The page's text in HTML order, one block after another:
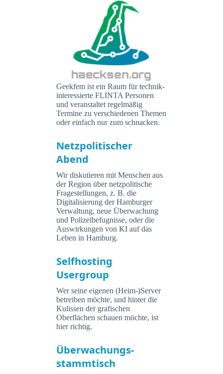
Geekfem ist ein Raum für technik-
interessierte FLINTA Personen
und veranstaltet regelmäßig
Termine zu verschiedenen Themen
oder einfach nur zum schnacken.
Netzpolitischer
Abend
Wir diskutieren mit Menschen aus
der Region über netzpolitische
Fragestellungen, z. B. die
Digitalisierung der Hamburger
Verwaltung, neue Überwachung
und Polizeibefugnisse, oder die
Auswirkungen von KI auf das
Leben in Hamburg.
Selfhosting
Usergroup
Wer seine eigenen (Heim-)Server
betreiben möchte, und hinter die
Kulissen der grafischen
Oberflächen schauen möchte, ist
hier richtig.
Überwachungs-
stammtisch